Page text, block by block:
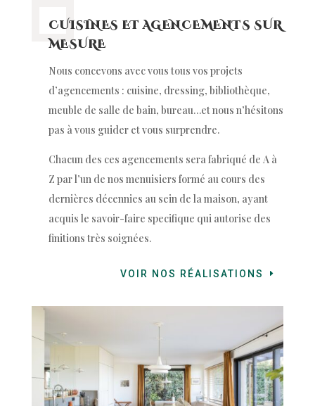
CUISINES ET AGENCEMENTS SUR
MESURE
Nous concevons avec vous tous vos projets
d’agencements : cuisine, dressing, bibliothèque,
meuble de salle de bain, bureau…et nous n’hésitons
pas à vous guider et vous surprendre.
Chacun des ces agencements sera fabriqué de A à
Z par l’un de nos menuisiers formé au cours des
dernières décennies au sein de la maison, ayant
acquis le savoir-faire specifique qui autorise des
finitions très soignées.
VOIR NOS RÉALISATIONS